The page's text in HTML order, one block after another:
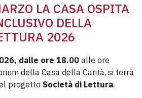
LA CASA OSPITA
DELLA
2026
dalle ore 18.00 alle ore
della Casa della Carità, si terrà
progetto Società di Lettura.